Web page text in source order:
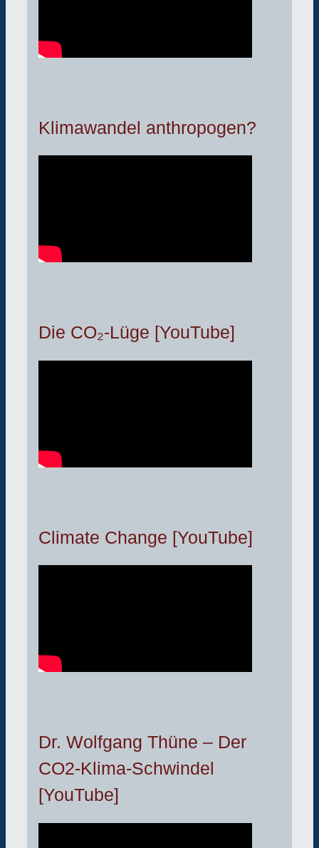
Klimawandel anthropogen?
Die CO₂-Lüge [YouTube]
Climate Change [YouTube]
Dr. Wolfgang Thüne – Der
CO2-Klima-Schwindel
[YouTube]